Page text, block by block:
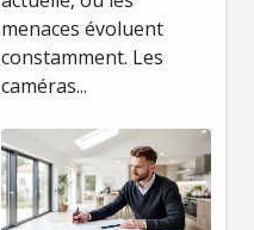
menaces évoluent
constamment. Les
caméras...